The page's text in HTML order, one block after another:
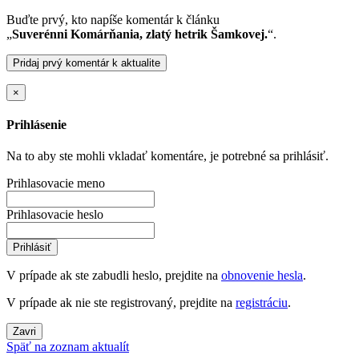
Buďte prvý, kto napíše komentár k článku
„Suverénni Komárňania, zlatý hetrik Šamkovej.“.
Pridaj prvý komentár k aktualite
×
Prihlásenie
Na to aby ste mohli vkladať komentáre, je potrebné sa prihlásiť.
Prihlasovacie meno
Prihlasovacie heslo
Prihlásiť
V prípade ak ste zabudli heslo, prejdite na obnovenie hesla.
V prípade ak nie ste registrovaný, prejdite na registráciu.
Zavri
Späť na zoznam aktualít